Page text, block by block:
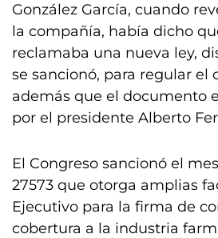
González García, cuando
la compañía, había dicho
reclamaba una nueva ley,
se sancionó, para regular el
además que el documento
por el presidente Alberto
El Congreso sancionó el
27573 que otorga amplias
Ejecutivo para la firma de
cobertura a la industria